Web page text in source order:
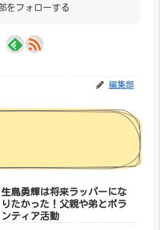
をフォローする
編集部
生島勇輝は将来ラッパーにな
りたかった！父親や弟とボラ
ンティア活動